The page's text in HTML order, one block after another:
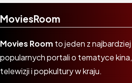
MoviesRoom
Movies Room to jeden z najbardziej
popularnych portali o tematyce kina,
telewizji i popkultury w kraju.